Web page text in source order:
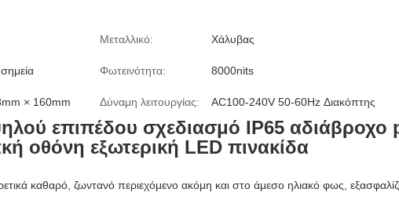
Μεταλλικό: Χάλυβας
Φωτεινότητα: 8000nits
× 160mm Δύναμη λειτουργίας: AC100-240V 50-60Hz Διακόπτης
επιπέδου σχεδιασμό IP65 αδιάβροχο
οθόνη εξωτερική LED πινακίδα
καθαρό, ζωντανό περιεχόμενο ακόμη και στο άμεσο ηλιακό φως,